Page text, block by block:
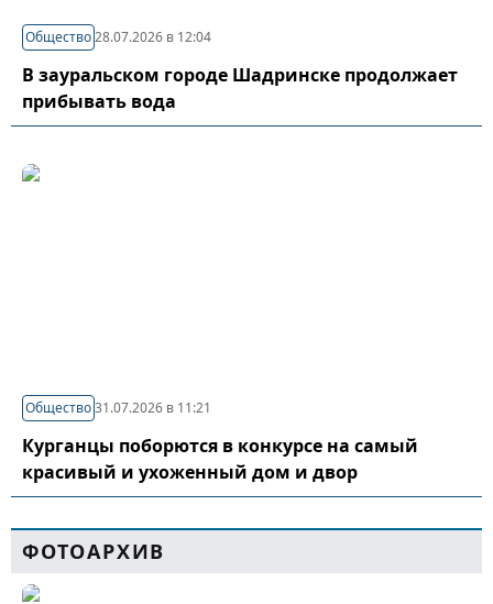
Общество28.07.2026 в 12:04
В зауральском городе Шадринске продолжает
прибывать вода
Общество31.07.2026 в 11:21
Курганцы поборются в конкурсе на самый
красивый и ухоженный дом и двор
ФОТОАРХИВ